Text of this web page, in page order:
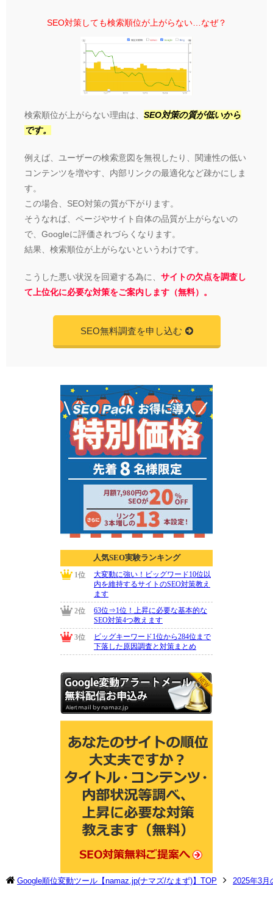
SEO対策しても検索順位が上がらない…なぜ？
検索順位が上がらない理由は、 SEO対策の質が低いから
です。
例えば、ユーザーの検索意図を無視したり、関連性の低い
コンテンツを増やす、内部リンクの最適化など疎かにしま
す。
この場合、SEO対策の質が下がります。
そうなれば、ページやサイト自体の品質が上がらないの
で、Googleに評価されづらくなります。
結果、検索順位が上がらないというわけです。
こうした悪い状況を回避する為に、 サイトの欠点を調査し
て上位化に必要な対策をご案内します（無料）。
SEO無料調査を申し込む
Google順位変動ツール【namaz.jp(ナマズ/なまず)】TOP 2025年3月